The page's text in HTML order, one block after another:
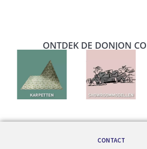
ONTDEK DE DONJON
CONTACT